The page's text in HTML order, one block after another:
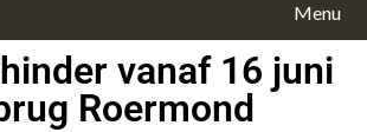
Menu
vanaf 16 juni
Roermond